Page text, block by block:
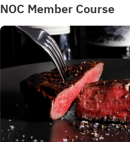
NOC Member Course